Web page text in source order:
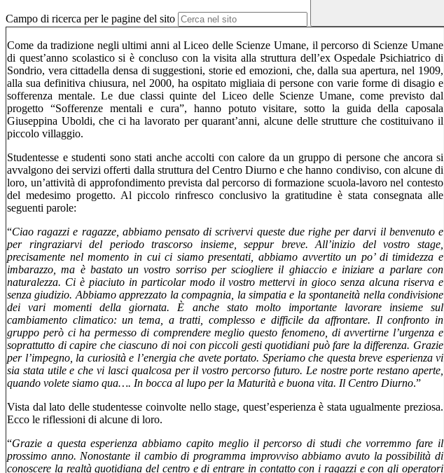
Campo di ricerca per le pagine del sito
Come da tradizione negli ultimi anni al Liceo delle Scienze Umane, il percorso di Scienze Umane
di quest’anno scolastico si è concluso con la visita alla struttura dell’ex Ospedale Psichiatrico di
Sondrio, vera cittadella densa di suggestioni, storie ed emozioni, che, dalla sua apertura, nel 1909,
alla sua definitiva chiusura, nel 2000, ha ospitato migliaia di persone con varie forme di disagio e
sofferenza mentale. Le due classi quinte del Liceo delle Scienze Umane, come previsto dal
progetto “Sofferenze mentali e cura”, hanno potuto visitare, sotto la guida della caposala
Giuseppina Uboldi, che ci ha lavorato per quarant’anni, alcune delle strutture che costituivano il
piccolo villaggio.
Studentesse e studenti sono stati anche accolti con calore da un gruppo di persone che ancora si
avvalgono dei servizi offerti dalla struttura del Centro Diurno e che hanno condiviso, con alcune di
loro, un’attività di approfondimento prevista dal percorso di formazione scuola-lavoro nel contesto
del medesimo progetto. Al piccolo rinfresco conclusivo la gratitudine è stata consegnata alle
seguenti parole:
“Ciao ragazzi e ragazze, abbiamo pensato di scrivervi queste due righe per darvi il benvenuto e
per ringraziarvi del periodo trascorso insieme, seppur breve. All’inizio del vostro stage,
precisamente nel momento in cui ci siamo presentati, abbiamo avvertito un po’ di timidezza e
imbarazzo, ma è bastato un vostro sorriso per sciogliere il ghiaccio e iniziare a parlare con
naturalezza. Ci è piaciuto in particolar modo il vostro mettervi in gioco senza alcuna riserva e
senza giudizio. Abbiamo apprezzato la compagnia, la simpatia e la spontaneità nella condivisione
dei vari momenti della giornata. È anche stato molto importante lavorare insieme sul
cambiamento climatico: un tema, a tratti, complesso e difficile da affrontare. Il confronto in
gruppo però ci ha permesso di comprendere meglio questo fenomeno, di avvertirne l’urgenza e
soprattutto di capire che ciascuno di noi con piccoli gesti quotidiani può fare la differenza. Grazie
per l’impegno, la curiosità e l’energia che avete portato. Speriamo che questa breve esperienza vi
sia stata utile e che vi lasci qualcosa per il vostro percorso futuro. Le nostre porte restano aperte,
quando volete siamo qua…. In bocca al lupo per la Maturità e buona vita. Il Centro Diurno.”
Vista dal lato delle studentesse coinvolte nello stage, quest’esperienza è stata ugualmente preziosa.
Ecco le riflessioni di alcune di loro.
“Grazie a questa esperienza abbiamo capito meglio il percorso di studi che vorremmo fare il
prossimo anno. Nonostante il cambio di programma improvviso abbiamo avuto la possibilità di
conoscere la realtà quotidiana del centro e di entrare in contatto con i ragazzi e con gli operatori